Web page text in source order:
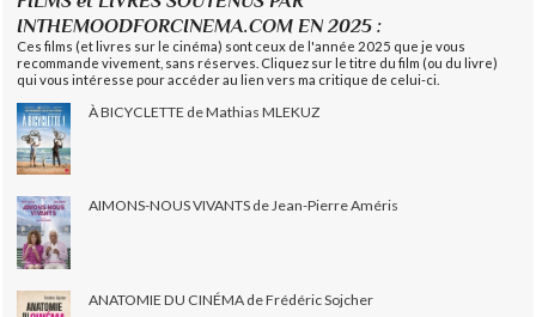
INTHEMOODFORCINEMA.COM EN 2025 :
Ces films (et livres sur le cinéma) sont ceux de l'année 2025 que je vous
recommande vivement, sans réserves. Cliquez sur le titre du film (ou du livre)
qui vous intéresse pour accéder au lien vers ma critique de celui-ci.
À BICYCLETTE de Mathias MLEKUZ
AIMONS-NOUS VIVANTS de Jean-Pierre Améris
ANATOMIE DU CINÉMA de Frédéric Sojcher